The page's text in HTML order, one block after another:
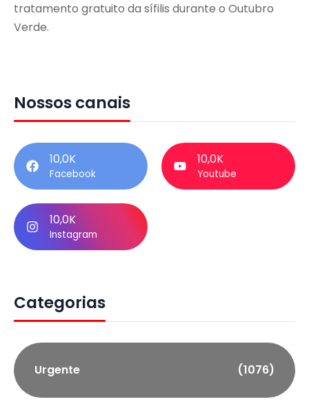
tratamento gratuito da sífilis durante o Outubro
Verde.
Nossos canais
10,0K
Facebook
10,0K
Youtube
10,0K
Instagram
Categorias
Urgente (1076)